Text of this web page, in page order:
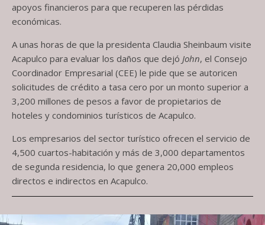
apoyos financieros para que recuperen las pérdidas
económicas.
A unas horas de que la presidenta Claudia Sheinbaum visite
Acapulco para evaluar los daños que dejó John, el Consejo
Coordinador Empresarial (CEE) le pide que se autoricen
solicitudes de crédito a tasa cero por un monto superior a
3,200 millones de pesos a favor de propietarios de
hoteles y condominios turísticos de Acapulco.
Los empresarios del sector turístico ofrecen el servicio de
4,500 cuartos-habitación y más de 3,000 departamentos
de segunda residencia, lo que genera 20,000 empleos
directos e indirectos en Acapulco.